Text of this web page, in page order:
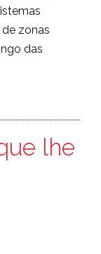
zonas
das
lhe